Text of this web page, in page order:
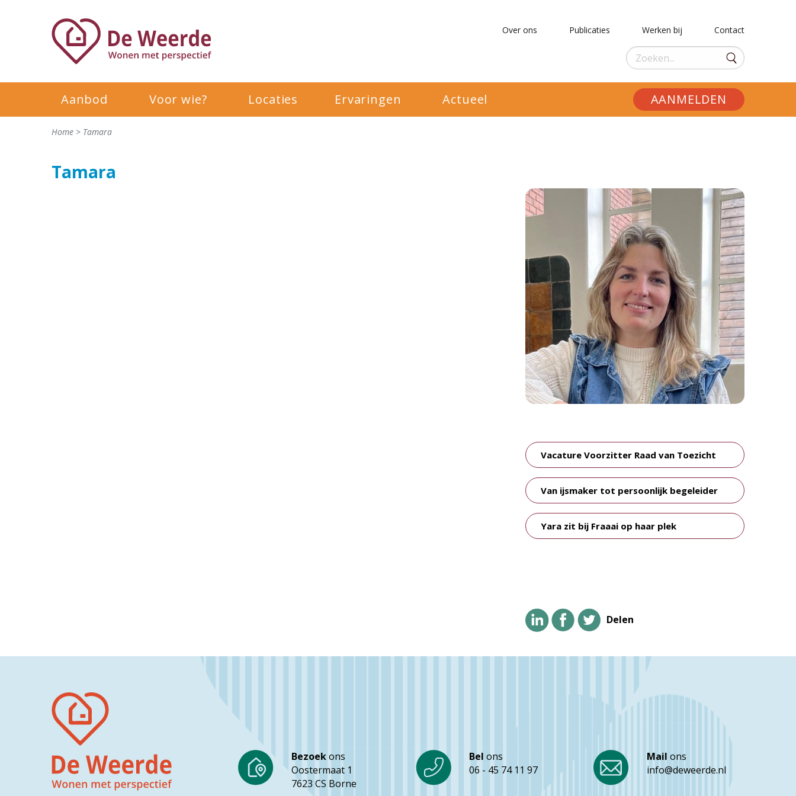
Over ons Publicaties Werken bij Contact
Aanbod Voor wie? Locaties Ervaringen Actueel AANMELDEN
Home > Tamara
Tamara
Vacature Voorzitter Raad van Toezicht
Van ijsmaker tot persoonlijk begeleider
Yara zit bij Fraaai op haar plek
Delen
Bezoekons
Oostermaat 1
7623 CS Borne
Bel ons
06 - 45 74 11 97
Mail ons
info@deweerde.nl